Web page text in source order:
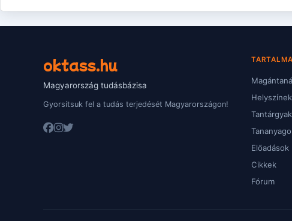
oktass.hu
Magyarország tudásbázisa
Gyorsítsuk fel a tudás terjedését Magyarországon!
Helyszínek
Tantárgyak
Előadások
Cikkek
Fórum